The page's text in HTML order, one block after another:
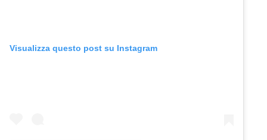
Visualizza questo post su Instagram